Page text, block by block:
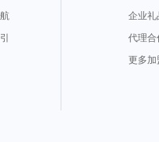
企业礼
代理合
更多加